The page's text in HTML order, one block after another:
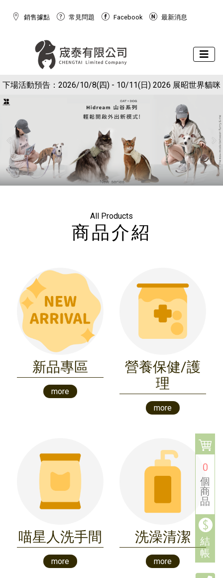
0
個
商
品
結
帳
銷售據點 常見問題 Facebook 最新消息
下場活動預告：2026/10/8(四) - 10/11(日) 2026 展昭世界貓咪
現在於官網下單就送狗狗潔牙棉球玩具(下單備註免費索取潔牙
球)
All Products
商品介紹
新品專區
more
營養保健/護
理
more
喵星人洗手間
more
洗澡清潔
more